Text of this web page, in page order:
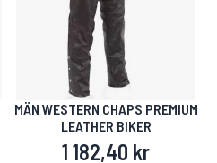
MÄN WESTERN CHAPS PREMIUM
LEATHER BIKER
1 182,40 kr